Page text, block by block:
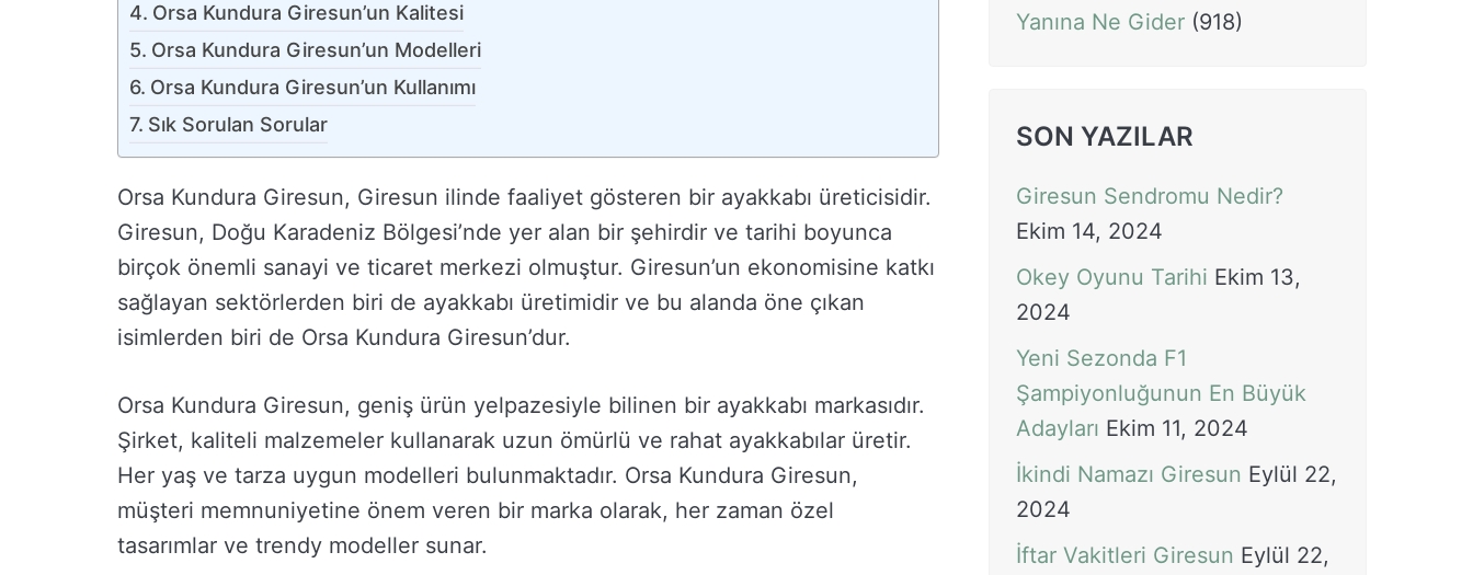
Orsa Kundura Giresun’un Kalitesi
Orsa Kundura Giresun’un Modelleri
Orsa Kundura Giresun’un Kullanımı
Sık Sorulan Sorular
Orsa Kundura Giresun, Giresun ilinde faaliyet gösteren bir ayakkabı üreticisidir.
Giresun, Doğu Karadeniz Bölgesi’nde yer alan bir şehirdir ve tarihi boyunca
birçok önemli sanayi ve ticaret merkezi olmuştur. Giresun’un ekonomisine katkı
sağlayan sektörlerden biri de ayakkabı üretimidir ve bu alanda öne çıkan
isimlerden biri de Orsa Kundura Giresun’dur.
Orsa Kundura Giresun, geniş ürün yelpazesiyle bilinen bir ayakkabı markasıdır.
Şirket, kaliteli malzemeler kullanarak uzun ömürlü ve rahat ayakkabılar üretir.
Her yaş ve tarza uygun modelleri bulunmaktadır. Orsa Kundura Giresun,
müşteri memnuniyetine önem veren bir marka olarak, her zaman özel
tasarımlar ve trendy modeller sunar.
Yanına Ne Gider (918)
SON YAZILAR
Giresun Sendromu Nedir?
Ekim 14, 2024
Okey Oyunu Tarihi Ekim 13,
2024
Yeni Sezonda F1
Şampiyonluğunun En Büyük
Adayları Ekim 11, 2024
İkindi Namazı Giresun Eylül 22,
2024
İftar Vakitleri Giresun Eylül 22,